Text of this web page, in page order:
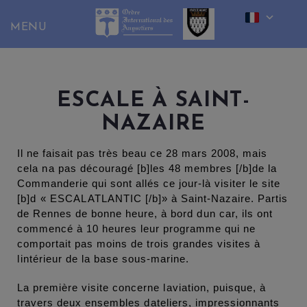
content
ESCALE À SAINT-
NAZAIRE
Il ne faisait pas très beau ce 28 mars 2008, mais
cela na pas découragé [b]les 48 membres [/b]de la
Commanderie qui sont allés ce jour-là visiter le site
[b]d « ESCALATLANTIC [/b]» à Saint-Nazaire. Partis
de Rennes de bonne heure, à bord dun car, ils ont
commencé à 10 heures leur programme qui ne
comportait pas moins de trois grandes visites à
lintérieur de la base sous-marine.
La première visite concerne laviation, puisque, à
travers deux ensembles dateliers, impressionnants